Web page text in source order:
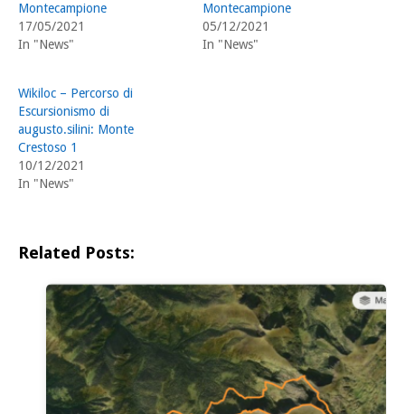
Montecampione
17/05/2021
In "News"
Montecampione
05/12/2021
In "News"
Wikiloc – Percorso di
Escursionismo di
augusto.silini: Monte
Crestoso 1
10/12/2021
In "News"
Related Posts: